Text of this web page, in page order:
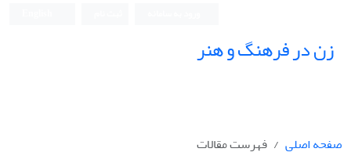
زن در فرهنگ و هنر
صفحه اصلی
فهرست مقالات